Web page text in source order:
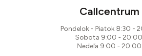
Callcentrum
Pondelok - Piatok 8:30 -
Sobota 9:00 -
Nedeľa 9:00 - 20:00